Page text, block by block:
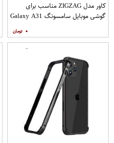
کاور مدل ZIGZAG مناسب برای
گوشی موبایل سامسونگ Galaxy A31
۰